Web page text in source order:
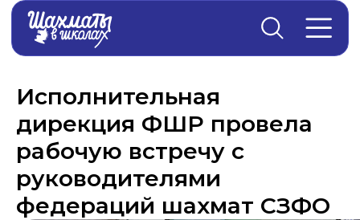
Исполнительная
дирекция ФШР провела
рабочую встречу с
руководителями
федераций шахмат СЗФО